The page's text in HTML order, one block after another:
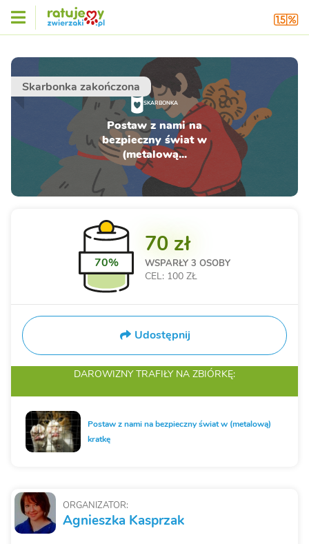
Skarbonka zakończona
SKARBONKA
Postaw z nami na
bezpieczny świat w
(metalową...
ORGANIZATOR:
Agnieszka Kasprzak
70%
70 zł
WSPARŁY 3 OSOBY
CEL: 100 ZŁ
Udostępnij
DAROWIZNY TRAFIŁY NA ZBIÓRKĘ:
Postaw z nami na bezpieczny świat w (metalową)
kratkę